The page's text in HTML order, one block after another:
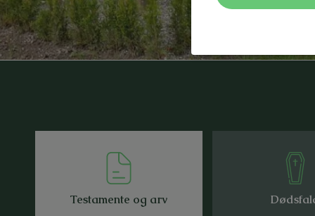
Testamente og arv